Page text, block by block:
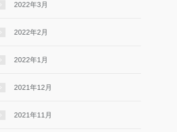
2022年3月
2022年2月
2022年1月
2021年12月
2021年11月